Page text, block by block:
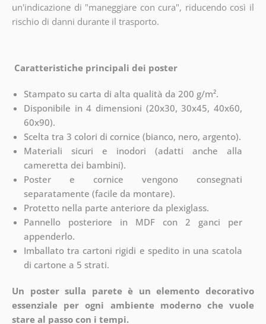
un'indicazione di "maneggiare con cura", riducendo così il
rischio di danni durante il trasporto.
Caratteristiche principali dei poster
Stampato su carta di alta qualità da 200 g/m².
Disponibile in 4 dimensioni (20x30, 30x45, 40x60,
60x90).
Scelta tra 3 colori di cornice (bianco, nero, argento).
Materiali sicuri e inodori (adatti anche alla
cameretta dei bambini).
Poster e cornice vengono consegnati
separatamente (facile da montare).
Protetto nella parte anteriore da plexiglass.
Pannello posteriore in MDF con 2 ganci per
appenderlo.
Imballato tra cartoni rigidi e spedito in una scatola
di cartone a 5 strati.
Un poster sulla parete è un elemento decorativo
essenziale per ogni ambiente moderno che vuole
stare al passo con i tempi.